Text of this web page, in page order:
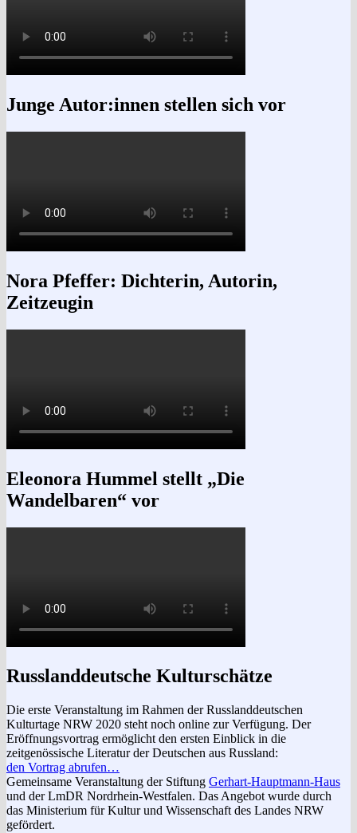
Junge Autor:innen stellen sich vor
Nora Pfeffer: Dichterin, Autorin,
Zeitzeugin
Eleonora Hummel stellt „Die
Wandelbaren“ vor
Russlanddeutsche Kulturschätze
Die erste Veranstaltung im Rahmen der Russlanddeutschen
Kulturtage NRW 2020 steht noch online zur Verfügung. Der
Eröffnungsvortrag ermöglicht den ersten Einblick in die
zeitgenössische Literatur der Deutschen aus Russland:
den Vortrag abrufen…
Gemeinsame Veranstaltung der Stiftung Gerhart-Hauptmann-Haus
und der LmDR Nordrhein-Westfalen. Das Angebot wurde durch
das Ministerium für Kultur und Wissenschaft des Landes NRW
gefördert.